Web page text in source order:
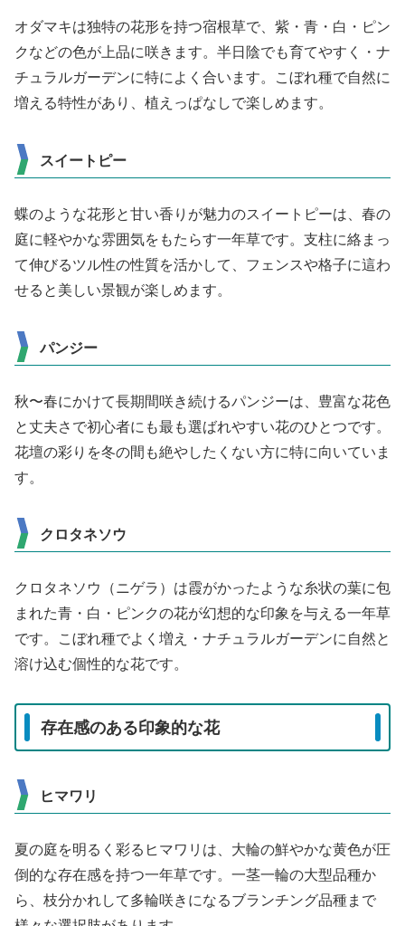
オダマキは独特の花形を持つ宿根草で、紫・青・白・ピン
クなどの色が上品に咲きます。半日陰でも育てやすく・ナ
チュラルガーデンに特によく合います。こぼれ種で自然に
増える特性があり、植えっぱなしで楽しめます。
スイートピー
蝶のような花形と甘い香りが魅力のスイートピーは、春の
庭に軽やかな雰囲気をもたらす一年草です。支柱に絡まっ
て伸びるツル性の性質を活かして、フェンスや格子に這わ
せると美しい景観が楽しめます。
パンジー
秋〜春にかけて長期間咲き続けるパンジーは、豊富な花色
と丈夫さで初心者にも最も選ばれやすい花のひとつです。
花壇の彩りを冬の間も絶やしたくない方に特に向いていま
す。
クロタネソウ
クロタネソウ（ニゲラ）は霞がかったような糸状の葉に包
まれた青・白・ピンクの花が幻想的な印象を与える一年草
です。こぼれ種でよく増え・ナチュラルガーデンに自然と
溶け込む個性的な花です。
存在感のある印象的な花
ヒマワリ
夏の庭を明るく彩るヒマワリは、大輪の鮮やかな黄色が圧
倒的な存在感を持つ一年草です。一茎一輪の大型品種か
ら、枝分かれして多輪咲きになるブランチング品種まで